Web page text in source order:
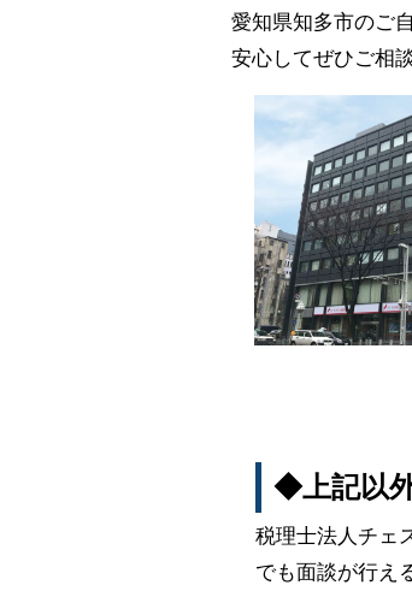
愛知県知多市のご
安心してぜひご相
◆上記以
税理士法人チェ
でも面談が行え